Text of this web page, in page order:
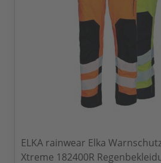
ELKA rainwear Elka
Xtreme 182400R